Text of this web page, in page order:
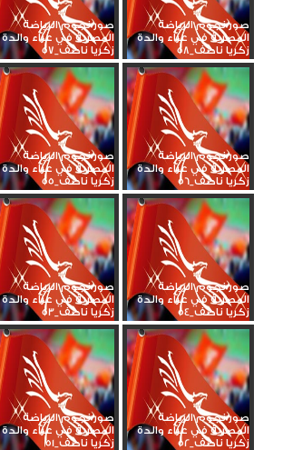
صور نجوم الرياضة
المصرية في عزاء والدة
زكريا ناصف_58
صور نجوم الرياضة
المصرية في عزاء والدة
زكريا ناصف_57
صور نجوم الرياضة
المصرية في عزاء والدة
زكريا ناصف_56
صور نجوم الرياضة
المصرية في عزاء والدة
زكريا ناصف_55
صور نجوم الرياضة
المصرية في عزاء والدة
زكريا ناصف_54
صور نجوم الرياضة
المصرية في عزاء والدة
زكريا ناصف_53
صور نجوم الرياضة
المصرية في عزاء والدة
زكريا ناصف_52
صور نجوم الرياضة
المصرية في عزاء والدة
زكريا ناصف_51